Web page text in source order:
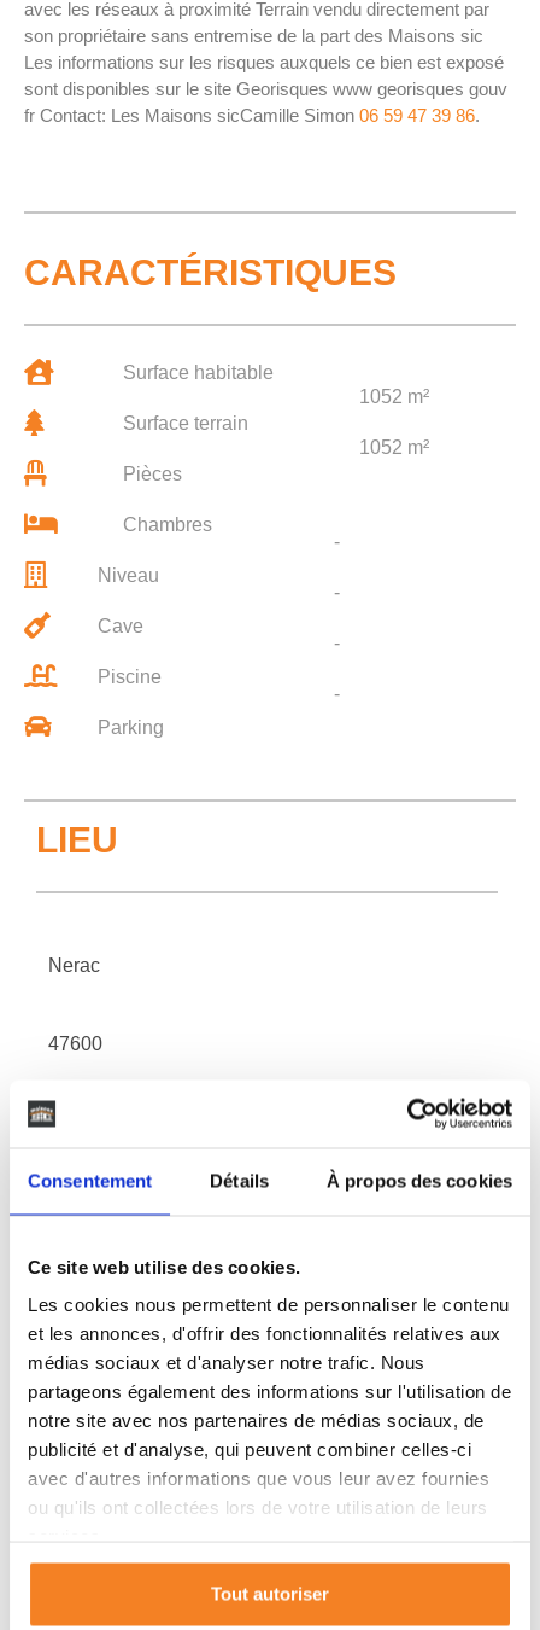
Consentement Détails À propos des cookies
Ce site web utilise des cookies.
Les cookies nous permettent de personnaliser le contenu
et les annonces, d'offrir des fonctionnalités relatives aux
médias sociaux et d'analyser notre trafic. Nous
partageons également des informations sur l'utilisation de
notre site avec nos partenaires de médias sociaux, de
publicité et d'analyse, qui peuvent combiner celles-ci
avec d'autres informations que vous leur avez fournies
ou qu'ils ont collectées lors de votre utilisation de leurs
Tout autoriser
avec les réseaux à proximité Terrain vendu directement par
son propriétaire sans entremise de la part des Maisons sic
Les informations sur les risques auxquels ce bien est exposé
sont disponibles sur le site Georisques www georisques gouv
fr Contact: Les Maisons sicCamille Simon 06 59 47 39 86.
CARACTÉRISTIQUES
Surface habitable
Surface terrain
Pièces
Chambres
Niveau
Cave
Piscine
Parking
1052 m²
1052 m²
-
-
-
-
LIEU
Nerac
47600